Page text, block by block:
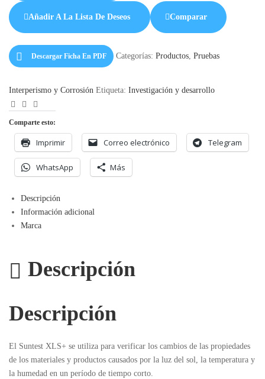
Añadir A La Lista De Deseos Comparar
Descargar Ficha En PDF Categorías: Productos, Pruebas
Interperismo y Corrosión Etiqueta: Investigación y desarrollo
FacebookLinkedIn
Comparte esto:
Imprimir Correo electrónico Telegram
WhatsApp Más
Descripción
Información adicional
Marca
Descripción
Descripción
El Suntest XLS+ se utiliza para verificar los cambios de las propiedades
de los materiales y productos causados por la luz del sol, la temperatura y
la humedad en un período de tiempo corto.